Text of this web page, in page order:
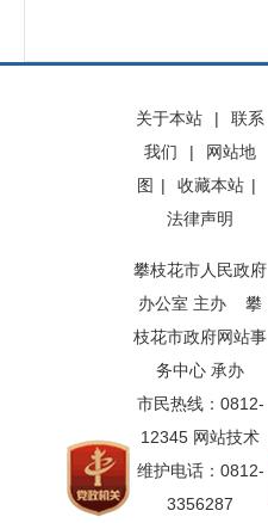
关于本站 |
联系
我们
|
网站地
图 | 收藏本站 |
法律声明
攀枝花市人民政府
办公室 主办 攀
枝花市政府网站事
务中心 承办
市民热线：0812-
12345 网站技术
维护电话：0812-
3356287